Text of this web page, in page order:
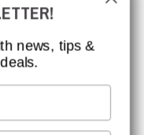
news, tips &